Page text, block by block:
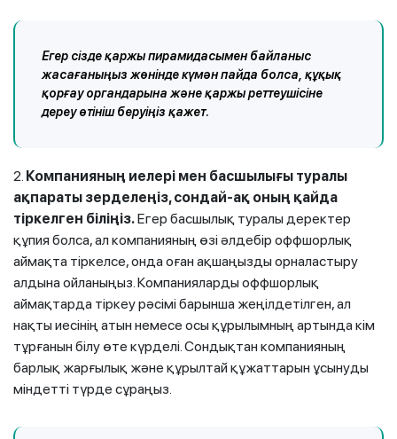
Егер сізде қаржы пирамидасымен байланыс
жасағаныңыз жөнінде күмән пайда болса, құқық
қорғау органдарына және қаржы реттеушісіне
дереу өтініш беруіңіз қажет.
2. Компанияның иелері мен басшылығы туралы
ақпараты зерделеңіз, сондай-ақ оның қайда
тіркелген біліңіз.Егер басшылық туралы деректер
құпия болса, ал компанияның өзі әлдебір оффшорлық
аймақта тіркелсе, онда оған ақшаңызды орналастыру
алдына ойланыңыз. Компанияларды оффшорлық
аймақтарда тіркеу рәсімі барынша жеңілдетілген, ал
нақты иесінің атын немесе осы құрылымның артында кім
тұрғанын білу өте күрделі. Сондықтан компанияның
барлық жарғылық және құрылтай құжаттарын ұсынуды
міндетті түрде сұраңыз.